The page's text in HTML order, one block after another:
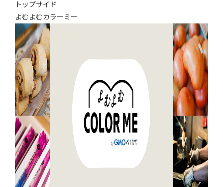
トップサイド
よむよむカラーミー